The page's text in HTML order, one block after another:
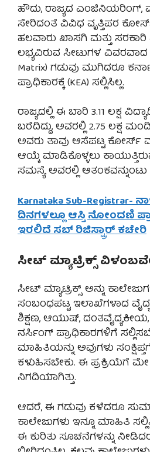
ಹೌದು, ರಾಜ್ಯದ ಎಂಜಿನಿಯರಿಂಗ್,
ಸೇರಿದಂತೆ ವಿವಿಧ ವೃತ್ತಿಪರ
ಹಲವಾರು ಖಾಸಗಿ ಮತ್ತು ಸರಕಾರಿ
ಲಭ್ಯವಿರುವ ಸೀಟುಗಳ
Matrix) ಗಡುವು ಮುಗಿದರೂ
ಪ್ರಾಧಿಕಾರಕ್ಕೆ (KEA) ಸಲ್ಲಿಸಿಲ್ಲ.
ರಾಜ್ಯದಲ್ಲಿ ಈ ಬಾರಿ 3.11 ಲಕ್ಷ
ಬರೆದಿದ್ದು, ಅವರಲ್ಲಿ 2.75 ಲಕ್ಷ
ಅವರು ತಾವು ಆಸೆಪಟ್ಟ ಕೋರ್ಸ್
ಆಯ್ಕೆ ಮಾಡಿಕೊಳ್ಳಲು
ಸಮಸ್ಯೆ ಅವರಲ್ಲಿ
Karnataka Sub-
ದಿನಗಳಲ್ಲೂ ಆಸ್ತಿ ನೋಂದಣಿ
ಇರಲಿದೆ ಸಬ್ ರಿಜಿಸ್ಟ್ರಾರ್ ಕಚೇರಿ
ಸೀಟ್ ಮ್ಯಾಟ್ರಿಕ್ಸ್
ಸೀಟ್ ಮ್ಯಾಟ್ರಿಕ್ಸ್ ಅನ್ನು
ಸಂಬಂಧಪಟ್ಟ ಇಲಾಖೆಗಳಾದ
ಶಿಕ್ಷಣ, ಆಯುಷ್,
ನರ್ಸಿಂಗ್ ಪ್ರಾಧಿಕಾರಗಳಿಗೆ
ಮಾಹಿತಿಯನ್ನು ಅವುಗಳು
ಕಳುಹಿಸಬೇಕು. ಈ ಪ್ರಕ್ರಿಯೆಗೆ ಮೇ
ನಿಗದಿಯಾಗಿತ್ತು.
ಆದರೆ, ಈ ಗಡುವು ಕಳೆದರೂ
ಕಾಲೇಜುಗಳು ಇನ್ನೂ ಮಾಹಿತಿ
ಈ ಕುರಿತು ಸೂಚನೆಗಳನ್ನು